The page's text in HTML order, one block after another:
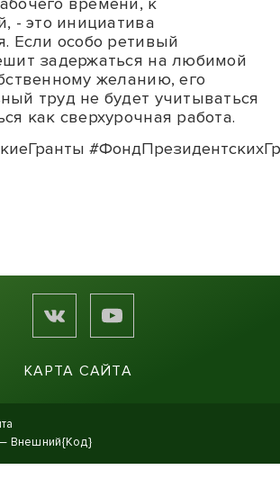
- это инициатива
Если особо ретивый
задержаться на любимой
желанию, его
труд не будет учитываться
как сверхурочная работа.
КАРТА САЙТА
Внешний{Код}